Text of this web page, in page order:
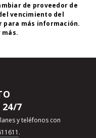
de proveedor de
vencimiento del
para más información.
más.
24/7
y teléfonos con
.